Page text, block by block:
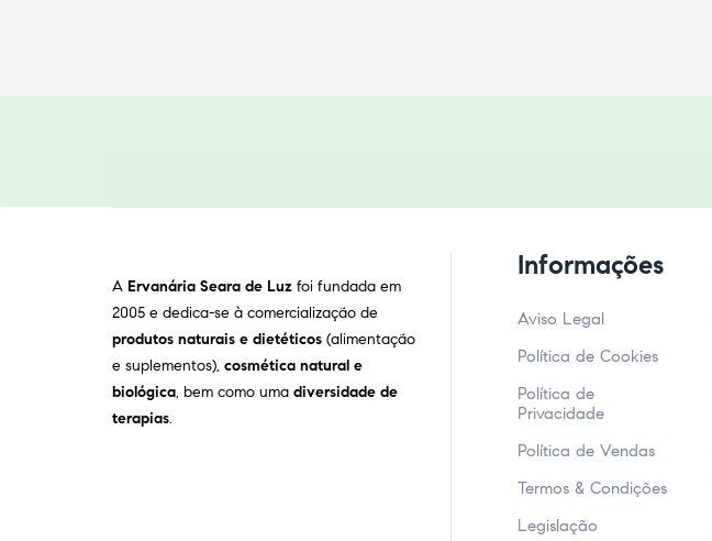
A Ervanária Seara de Luz foi fundada em
2005 e dedica-se à comercialização de
produtos naturais e dietéticos (alimentação
e suplementos), cosmética natural e
biológica, bem como uma diversidade de
terapias.
Informações
Aviso Legal
Política de Cookies
Política de
Privacidade
Política de Vendas
Termos & Condições
Legislação